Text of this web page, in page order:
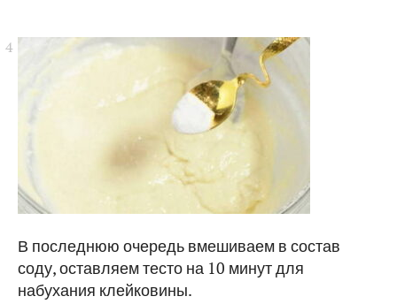
В последнюю очередь вмешиваем в состав
соду, оставляем тесто на 10 минут для
набухания клейковины.